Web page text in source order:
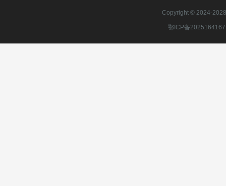
Copyright © 2024-
鄂ICP备